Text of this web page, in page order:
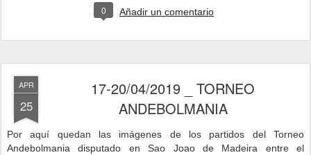
0 Añadir un comentario
APR
25
17-20/04/2019 _ TORNEO
ANDEBOLMANIA
Por aquí quedan las imágenes de los partidos del Torneo
Andebolmania disputado en Sao Joao de Madeira entre el